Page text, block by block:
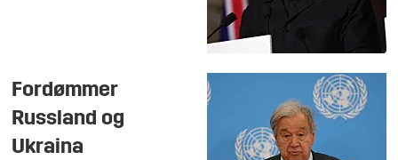
Fordømmer
Russland og
Ukraina